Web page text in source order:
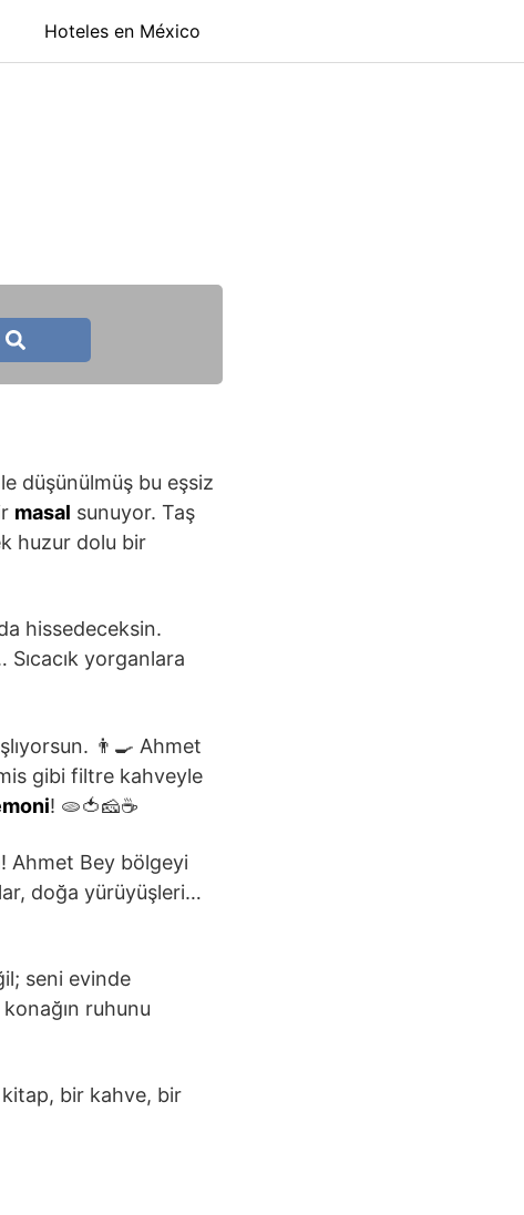
Hoteles en México
düşünülmüş bu eşsiz
masal sunuyor. Taş
huzur dolu bir
hissedeceksin.
yorganlara
👨‍🍳 Ahmet
gibi filtre kahveyle
! 🫓🍅🧀☕
Ahmet Bey bölgeyi
doğa yürüyüşleri…
seni evinde
ruhunu
kitap, bir kahve, bir